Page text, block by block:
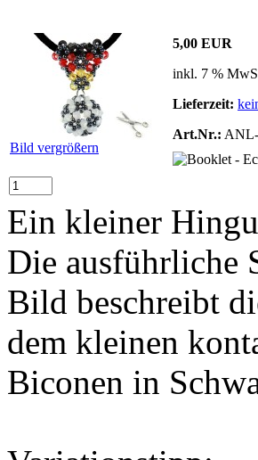
Bild vergrößern
5,00 EUR
inkl. 7 %
Lieferzeit:
Art.Nr.:
Ein kleiner
Die ausführliche
Bild beschreibt
dem kleinen
Biconen in